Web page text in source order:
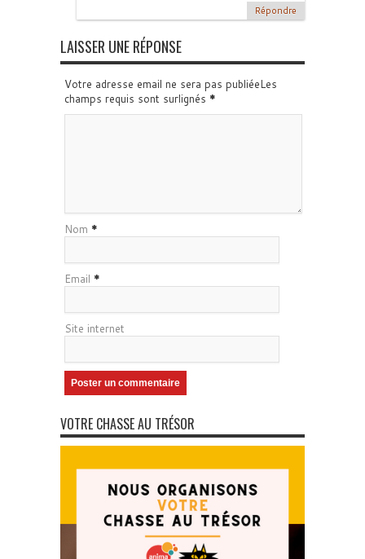
Répondre
LAISSER UNE RÉPONSE
Votre adresse email ne sera pas publiéeLes
champs requis sont surlignés *
Nom *
Email *
Site internet
VOTRE CHASSE AU TRÉSOR